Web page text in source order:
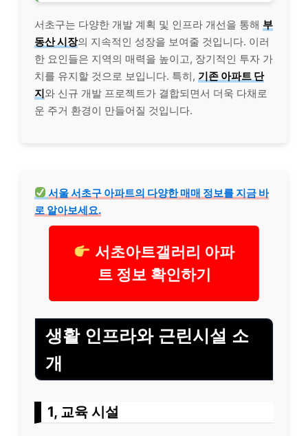
서초구는 다양한 개발 계획 및 인프라 개선을 통해 부
동산 시장의 지속적인 성장을 보여줄 것입니다. 이러
한 요인들은 지역의 매력을 높이고, 장기적인 투자 가
치를 유지할 것으로 보입니다. 특히, 기존 아파트 단
지와 신규 개발 프로젝트가 결합되면서 더욱 다채로
운 주거 환경이 만들어질 것입니다.
서울 서초구 아파트의 다양한 매매 정보를 지금 바
로 알아보세요.
서초아트갤러리 아파
트 정보 확인하기
생활 인프라와 근린시설 소
개
1, 교육 시설